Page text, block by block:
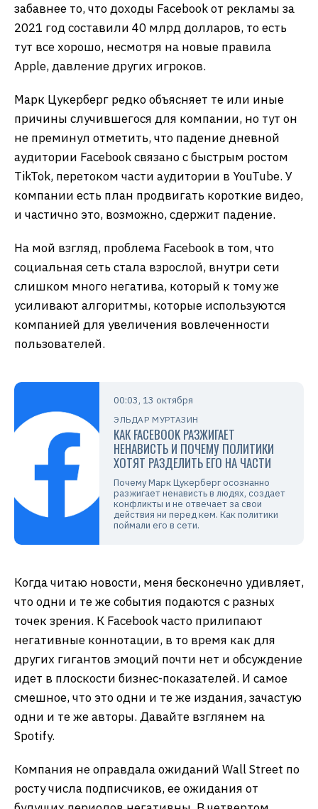
забавнее то, что доходы Facebook от рекламы за
2021 год составили 40 млрд долларов, то есть
тут все хорошо, несмотря на новые правила
Apple, давление других игроков.
Марк Цукерберг редко объясняет те или иные
причины случившегося для компании, но тут он
не преминул отметить, что падение дневной
аудитории Facebook связано с быстрым ростом
TikTok, перетоком части аудитории в YouTube. У
компании есть план продвигать короткие видео,
и частично это, возможно, сдержит падение.
На мой взгляд, проблема Facebook в том, что
социальная сеть стала взрослой, внутри сети
слишком много негатива, который к тому же
усиливают алгоритмы, которые используются
компанией для увеличения вовлеченности
пользователей.
00:03, 13 октября
ЭЛЬДАР МУРТАЗИН
КАК FACEBOOK РАЗЖИГАЕТ
НЕНАВИСТЬ И ПОЧЕМУ ПОЛИТИКИ
ХОТЯТ РАЗДЕЛИТЬ ЕГО НА ЧАСТИ
Почему Марк Цукерберг осознанно
разжигает ненависть в людях, создает
конфликты и не отвечает за свои
действия ни перед кем. Как политики
поймали его в сети.
Когда читаю новости, меня бесконечно удивляет,
что одни и те же события подаются с разных
точек зрения. К Facebook часто прилипают
негативные коннотации, в то время как для
других гигантов эмоций почти нет и обсуждение
идет в плоскости бизнес-показателей. И самое
смешное, что это одни и те же издания, зачастую
одни и те же авторы. Давайте взглянем на
Spotify.
Компания не оправдала ожиданий Wall Street по
росту числа подписчиков, ее ожидания от